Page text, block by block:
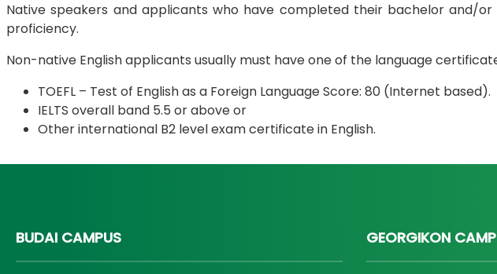
Native speakers and applicants who have completed their bachelor and/
proficiency.
Non-native English applicants usually must have one of the language
TOEFL – Test of English as a Foreign Language Score: 80 (Internet based).
IELTS overall band 5.5 or above or
Other international B2 level exam certificate in English.
BUDAI CAMPUS GEORGIKON